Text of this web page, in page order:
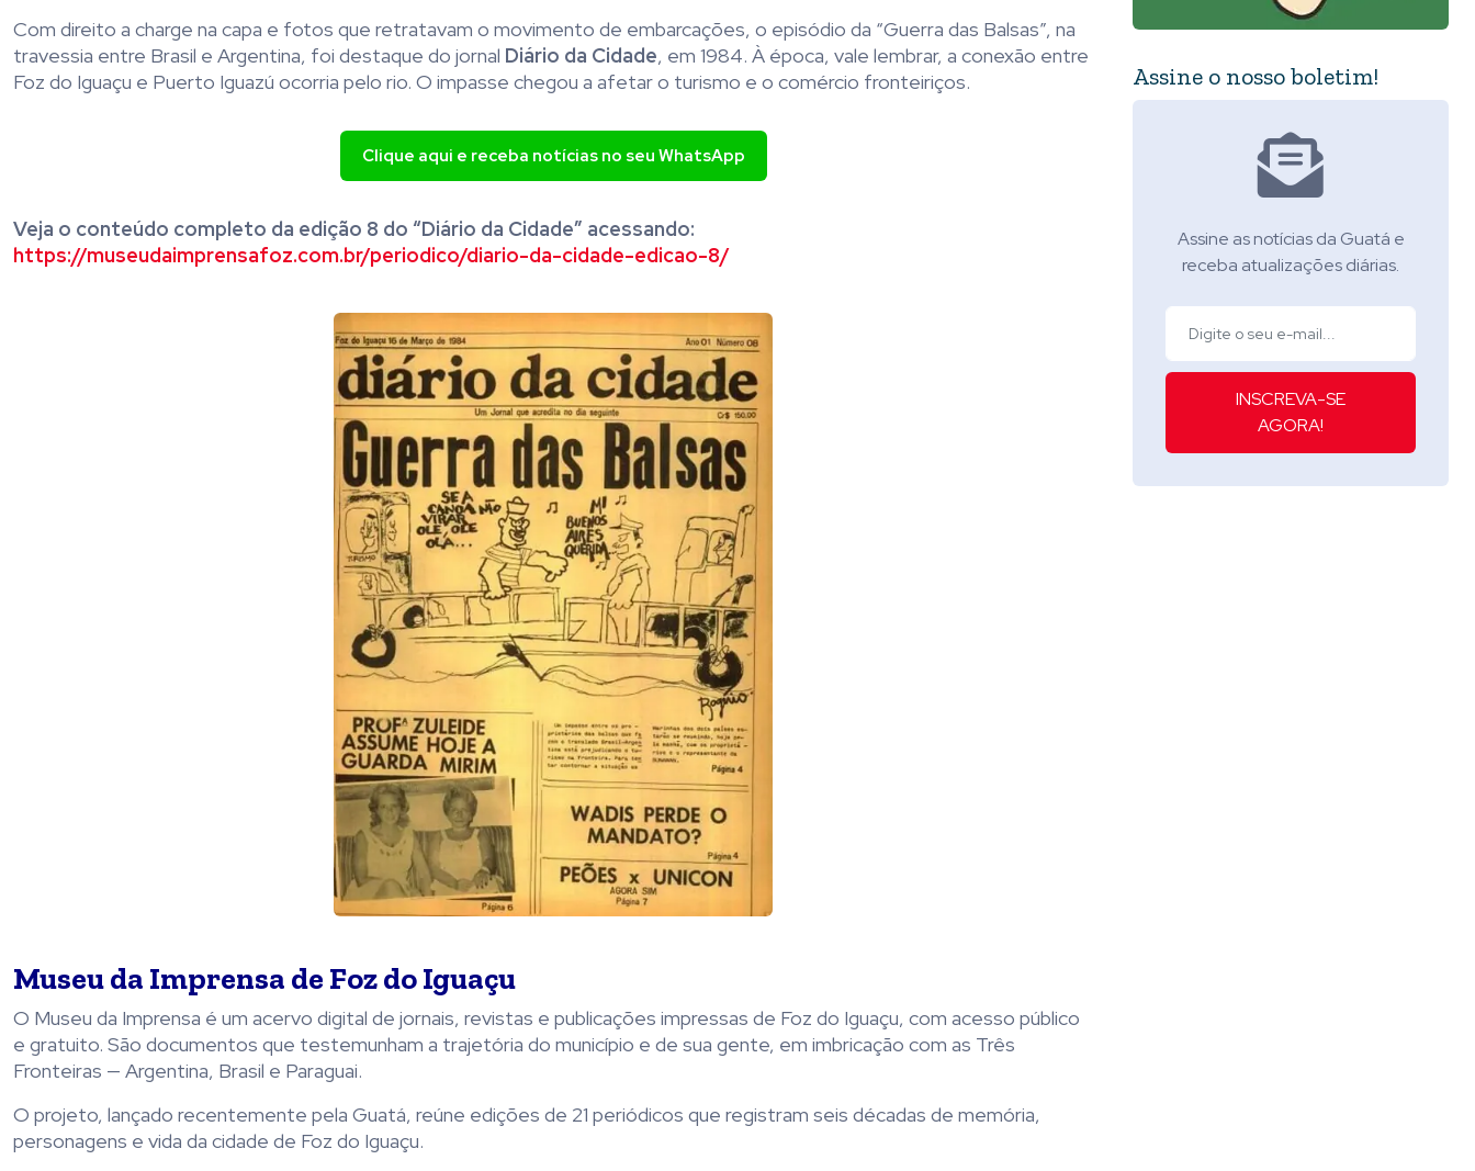
Com direito a charge na capa e fotos que retratavam o movimento de embarcações, o episódio da “Guerra das Balsas”, na
travessia entre Brasil e Argentina, foi destaque do jornal Diário da Cidade, em 1984. À época, vale lembrar, a conexão entre
Foz do Iguaçu e Puerto Iguazú ocorria pelo rio. O impasse chegou a afetar o turismo e o comércio fronteiriços.
Clique aqui e receba notícias no seu WhatsApp
Veja o conteúdo completo da edição 8 do “Diário da Cidade” acessando:
https://museudaimprensafoz.com.br/periodico/diario-da-cidade-edicao-8/
Museu da Imprensa de Foz do Iguaçu
O Museu da Imprensa é um acervo digital de jornais, revistas e publicações impressas de Foz do Iguaçu, com acesso público
e gratuito. São documentos que testemunham a trajetória do município e de sua gente, em imbricação com as Três
Fronteiras — Argentina, Brasil e Paraguai.
O projeto, lançado recentemente pela Guatá, reúne edições de 21 periódicos que registram seis décadas de memória,
personagens e vida da cidade de Foz do Iguaçu.
Assine o nosso boletim!
Assine as notícias da Guatá e
receba atualizações diárias.
INSCREVA-SE
AGORA!